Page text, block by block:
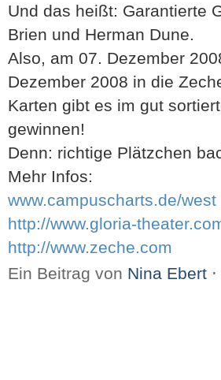
Und das heißt: Garantierte
Brien und Herman Dune.
Also, am 07. Dezember
Dezember 2008 in die
Karten gibt es im gut
gewinnen!
Denn: richtige Plätzchen
Mehr Infos:
www.campuscharts.de/west
http://www.gloria-
http://www.zeche.com
Ein Beitrag von Nina Ebert ⋅